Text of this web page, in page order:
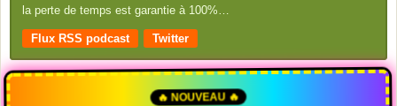
la perte de temps est garantie à 100%…
Flux RSS podcast Twitter
🔥 NOUVEAU 🔥